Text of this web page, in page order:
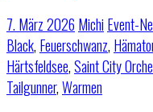
7. März 2026 Michi Event-
Black, Feuerschwanz,
Härtsfeldsee,Saint City
Tailgunner,Warmen